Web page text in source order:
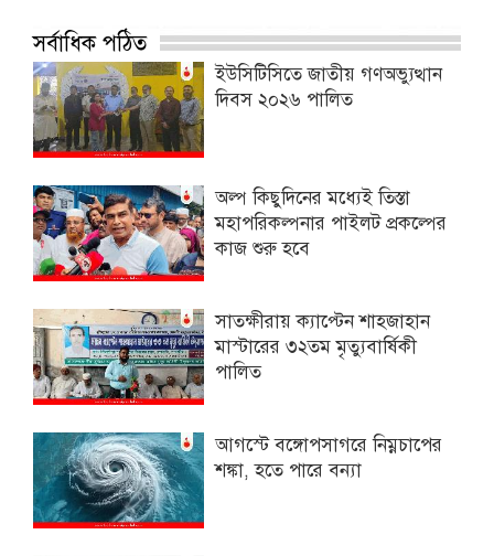
সর্বাধিক পঠিত
ইউসিটিসিতে জাতীয় গণঅভ্যুত্থান
দিবস ২০২৬ পালিত
অল্প কিছুদিনের মধ্যেই তিস্তা
মহাপরিকল্পনার পাইলট প্রকল্পের
কাজ শুরু হবে
সাতক্ষীরায় ক্যাপ্টেন শাহজাহান
মাস্টারের ৩২তম মৃত্যুবার্ষিকী
পালিত
আগস্টে বঙ্গোপসাগরে নিম্নচাপের
শঙ্কা, হতে পারে বন্যা